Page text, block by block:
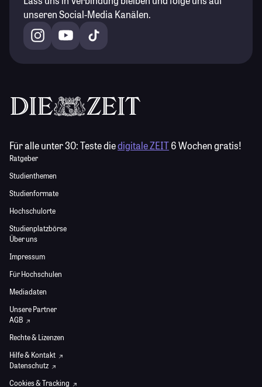
unseren Social-Media Kanälen.
Für alle unter 30:Teste diedigitale ZEIT6 Wochen gratis!
Ratgeber
Studienthemen
Studienformate
Hochschulorte
Studienplatzbörse
Über uns
Impressum
Für Hochschulen
Mediadaten
Unsere Partner
AGB
Rechte & Lizenzen
Hilfe & Kontakt
Datenschutz
Cookies & Tracking